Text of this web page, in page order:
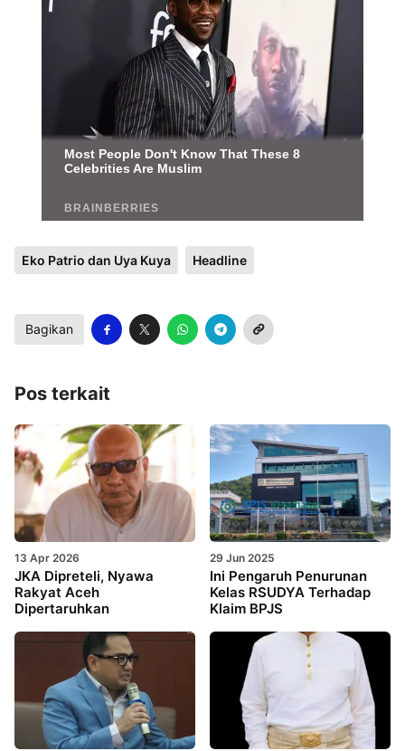
Eko Patrio dan Uya Kuya Headline
Bagikan
Pos terkait
13 Apr 2026
JKA Dipreteli, Nyawa
Rakyat Aceh
Dipertaruhkan
29 Jun 2025
Ini Pengaruh Penurunan
Kelas RSUDYA Terhadap
Klaim BPJS